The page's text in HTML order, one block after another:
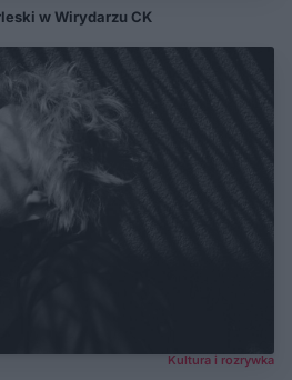
w Wirydarzu CK
Kultura i rozrywka